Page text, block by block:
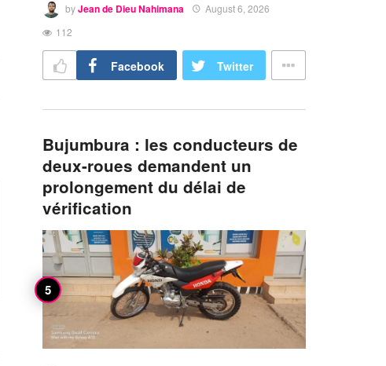
byJean de Dieu Nahimana
August 6, 2026
112
Facebook Twitter
Bujumbura : les conducteurs de
deux-roues demandent un
prolongement du délai de
vérification